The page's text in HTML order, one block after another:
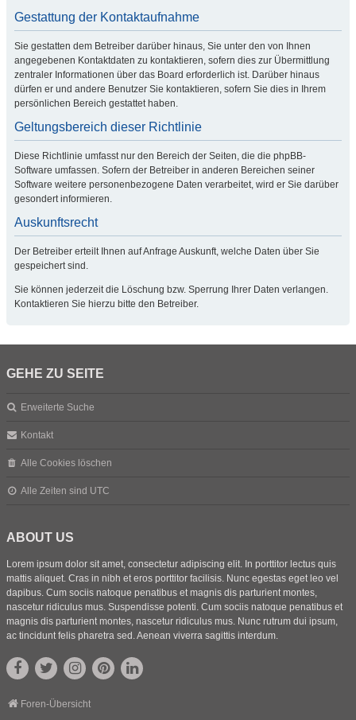
Gestattung der Kontaktaufnahme
Sie gestatten dem Betreiber darüber hinaus, Sie unter den von Ihnen
angegebenen Kontaktdaten zu kontaktieren, sofern dies zur Übermittlung
zentraler Informationen über das Board erforderlich ist. Darüber hinaus
dürfen er und andere Benutzer Sie kontaktieren, sofern Sie dies in Ihrem
persönlichen Bereich gestattet haben.
Geltungsbereich dieser Richtlinie
Diese Richtlinie umfasst nur den Bereich der Seiten, die die phpBB-
Software umfassen. Sofern der Betreiber in anderen Bereichen seiner
Software weitere personenbezogene Daten verarbeitet, wird er Sie darüber
gesondert informieren.
Auskunftsrecht
Der Betreiber erteilt Ihnen auf Anfrage Auskunft, welche Daten über Sie
gespeichert sind.
Sie können jederzeit die Löschung bzw. Sperrung Ihrer Daten verlangen.
Kontaktieren Sie hierzu bitte den Betreiber.
GEHE ZU SEITE
Erweiterte Suche
Kontakt
Alle Cookies löschen
Alle Zeiten sind UTC
ABOUT US
Lorem ipsum dolor sit amet, consectetur adipiscing elit. In porttitor lectus quis
mattis aliquet. Cras in nibh et eros porttitor facilisis. Nunc egestas eget leo vel
dapibus. Cum sociis natoque penatibus et magnis dis parturient montes,
nascetur ridiculus mus. Suspendisse potenti. Cum sociis natoque penatibus et
magnis dis parturient montes, nascetur ridiculus mus. Nunc rutrum dui ipsum,
ac tincidunt felis pharetra sed. Aenean viverra sagittis interdum.
Foren-Übersicht